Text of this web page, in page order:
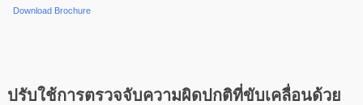
Download Brochure
ปรับใช้การตรวจจับความผิดปกติที่ขับเคลื่อนด้วย